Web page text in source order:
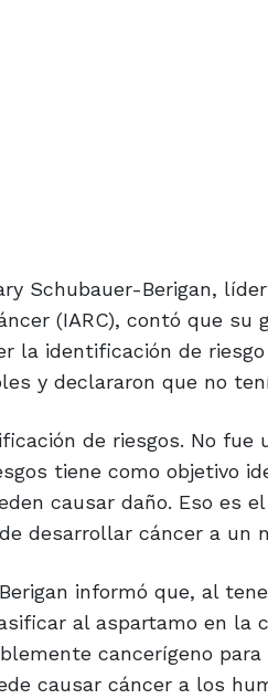
Schubauer-Berigan,
(IARC), contó que
la identificación de
y declararon que no
de riesgos. No fue
tiene como objetivo
causar daño. Eso es
desarrollar cáncer a un
informó que, al
al aspartamo en la
cancerígeno
causar cáncer a los